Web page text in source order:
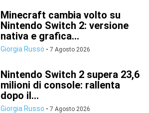
Minecraft cambia volto su
Nintendo Switch 2: versione
nativa e grafica...
Giorgia Russo - 7 Agosto 2026
Nintendo Switch 2 supera 23,6
milioni di console: rallenta
dopo il...
Giorgia Russo - 7 Agosto 2026